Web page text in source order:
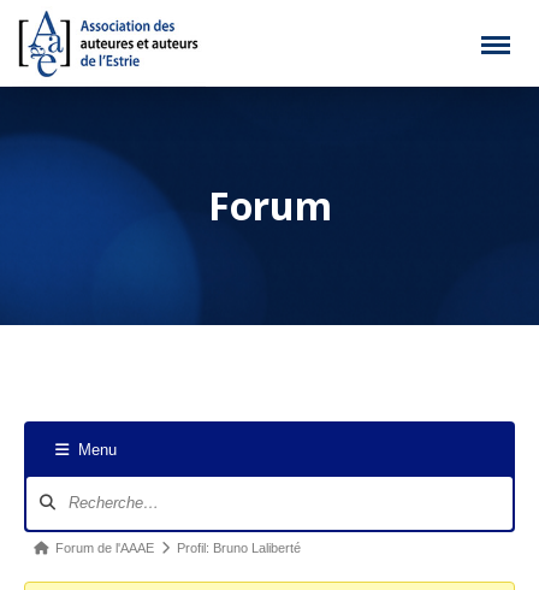
Forum
Menu
forum
Fil Forum de l'AAAE Profil: Bruno Laliberté